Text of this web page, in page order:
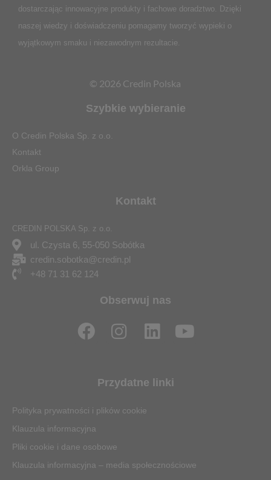
dostarczając innowacyjne produkty i fachowe doradztwo. Dzięki
naszej wiedzy i doświadczeniu pomagamy tworzyć wypieki o
wyjątkowym smaku i niezawodnym rezultacie.
© 2026 Credin Polska
Szybkie wybieranie
O Credin Polska Sp. z o.o.
Kontakt
Orkla Group
Kontakt
CREDIN POLSKA Sp. z o.o.
ul. Czysta 6, 55-050 Sobótka
credin.sobotka@credin.pl
+48 71 31 62 124
Obserwuj nas
F
a
o
o
k
I
n
t
g
m
L
i
k
Y
Przydatne linki
Polityka prywatności i plików cookie
Klauzula informacyjna
Pliki cookie i dane osobowe
Klauzula informacyjna – media społecznościowe